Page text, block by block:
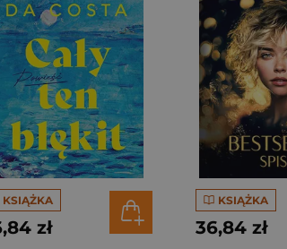
KSIĄŻKA
zł
KSIĄŻKA
36,84 zł